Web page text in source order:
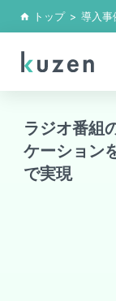
home トップ > 導入事
ラジオ番組
ケーション
で実現